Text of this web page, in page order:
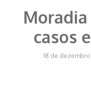
casos
18 de dezembro